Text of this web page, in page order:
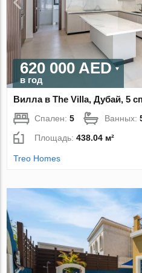
620 000 AED
в год
Вилла в The Villa, Дубай, 5
Спален:5 Ванных:
Площадь:438.04 м²
Treo Homes